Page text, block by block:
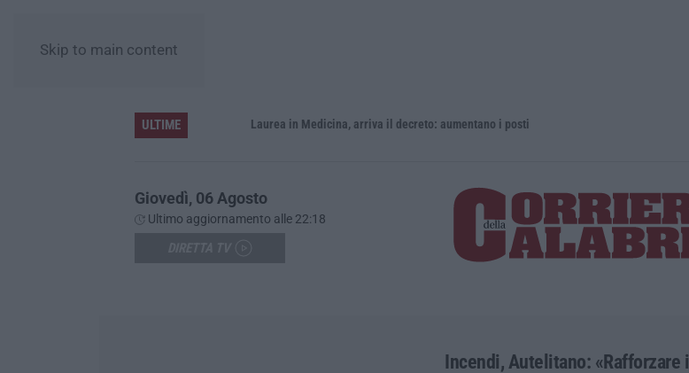
Skip to main content
ULTIME
Sistema bibliotecario vibonese, la dura replica di Soriano e Romeo: «Il fallimento è di chi ha staccato la spina» Laurea in Medicina, arriva il decreto: aumentano i posti
Giovedì, 06 Agosto
Ultimo aggiornamento alle 22:18
Incendi, Autelitano: «Rafforzare i